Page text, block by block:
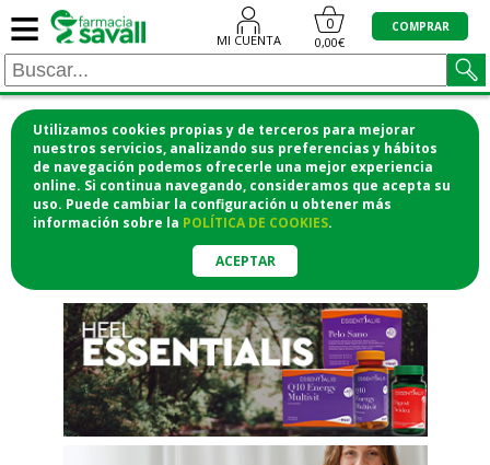
Utilizamos cookies propias y de terceros para mejorar
nuestros servicios, analizando sus preferencias y hábitos
de navegación podemos ofrecerle una mejor experiencia
online. Si continua navegando, consideramos que acepta su
uso. Puede cambiar la configuración u obtener más
información sobre la POLÍTICA DE COOKIES.
ACEPTAR
≡ MI CUENTA
0
0,00€
COMPRAR
¡COMPRA CÓMODAMENTE
DESDE CASA Y RECOGE EN LA
FARMACIA!o si lo prefieres te lo mandamos
a casa